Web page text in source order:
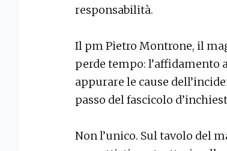
responsabilità.
Il pm Pietro Montrone, il
perde tempo:
appurare le cause
passo del fascicolo
Non l’unico. Sul tavolo del